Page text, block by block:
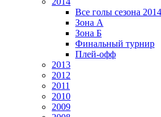
Все голы сезона 2014
Зона А
Зона Б
Финальный турнир
Плей-офф
2013
2012
2011
2010
2009